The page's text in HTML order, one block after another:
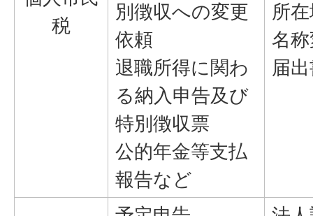
税
別徴収への変更
依頼
退職所得に関わ
る納入申告及び
特別徴収票
公的年金等支払
報告など
所
名
届